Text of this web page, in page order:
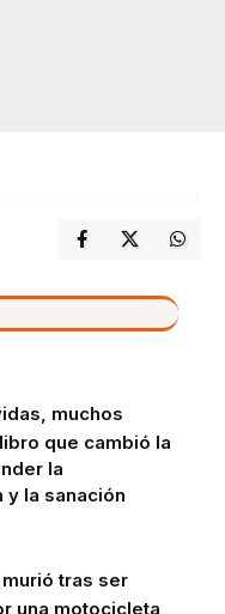
muchos
que cambió la
la
y la sanación
tras ser
una motocicleta